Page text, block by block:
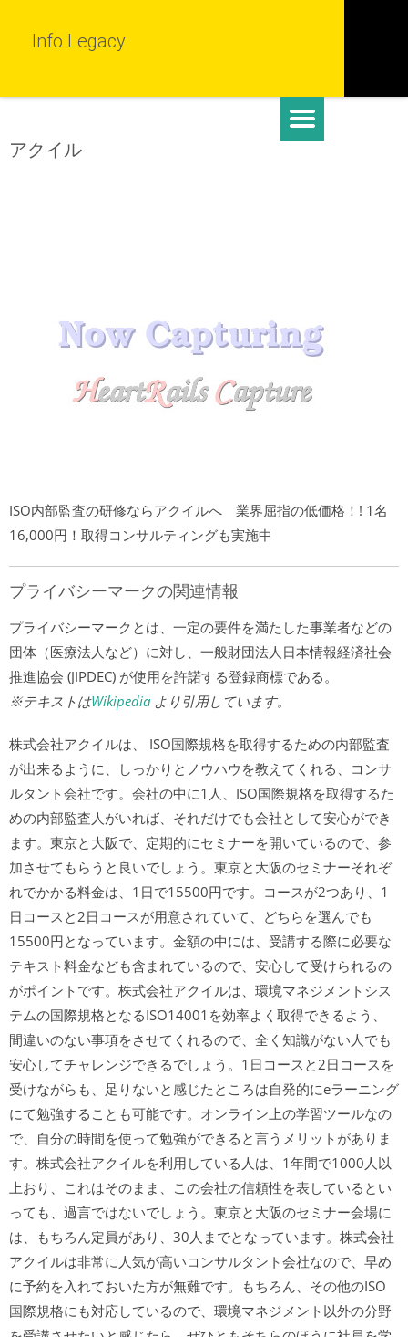
Info Legacy
アクイル
ISO内部監査の研修ならアクイルへ 業界屈指の低価格！! 1名
16,000円！取得コンサルティングも実施中
プライバシーマークの関連情報
プライバシーマークとは、一定の要件を満たした事業者などの
団体（医療法人など）に対し、一般財団法人日本情報経済社会
推進協会 (JIPDEC) が使用を許諾する登録商標である。
※テキストはWikipedia より引用しています。
株式会社アクイルは、 ISO国際規格を取得するための内部監査
が出来るように、しっかりとノウハウを教えてくれる、コンサ
ルタント会社です。会社の中に1人、ISO国際規格を取得するた
めの内部監査人がいれば、それだけでも会社として安心ができ
ます。東京と大阪で、定期的にセミナーを開いているので、参
加させてもらうと良いでしょう。東京と大阪のセミナーそれぞ
れでかかる料金は、1日で15500円です。コースが2つあり、1
日コースと2日コースが用意されていて、どちらを選んでも
15500円となっています。金額の中には、受講する際に必要な
テキスト料金なども含まれているので、安心して受けられるの
がポイントです。株式会社アクイルは、環境マネジメントシス
テムの国際規格となるISO14001を効率よく取得できるよう、
間違いのない事項をさせてくれるので、全く知識がない人でも
安心してチャレンジできるでしょう。1日コースと2日コースを
受けながらも、足りないと感じたところは自発的にeラーニング
にて勉強することも可能です。オンライン上の学習ツールなの
で、自分の時間を使って勉強ができると言うメリットがありま
す。株式会社アクイルを利用している人は、1年間で1000人以
上おり、これはそのまま、この会社の信頼性を表しているとい
っても、過言ではないでしょう。東京と大阪のセミナー会場に
は、もちろん定員があり、30人までとなっています。株式会社
アクイルは非常に人気が高いコンサルタント会社なので、早め
に予約を入れておいた方が無難です。もちろん、その他のISO
国際規格にも対応しているので、環境マネジメント以外の分野